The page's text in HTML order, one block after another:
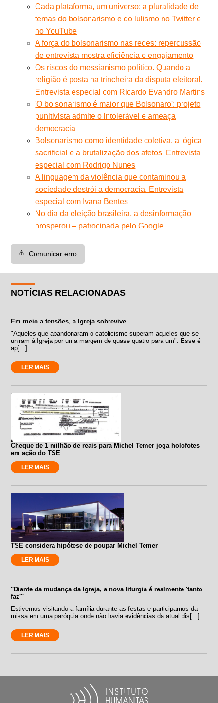
Cada plataforma, um universo: a pluralidade de
temas do bolsonarismo e do lulismo no Twitter e
no YouTube
A força do bolsonarismo nas redes: repercussão
de entrevista mostra eficiência e engajamento
Os riscos do messianismo político. Quando a
religião é posta na trincheira da disputa eleitoral.
Entrevista especial com Ricardo Evandro Martins
'O bolsonarismo é maior que Bolsonaro': projeto
punitivista admite o intolerável e ameaça
democracia
Bolsonarismo como identidade coletiva, a lógica
sacrificial e a brutalização dos afetos. Entrevista
especial com Rodrigo Nunes
A linguagem da violência que contaminou a
sociedade destrói a democracia. Entrevista
especial com Ivana Bentes
No dia da eleição brasileira, a desinformação
prosperou – patrocinada pelo Google
⚠️ Comunicar erro
NOTÍCIAS RELACIONADAS
Em meio a tensões, a Igreja sobrevive
"Aqueles que abandonaram o catolicismo superam aqueles que se
uniram à Igreja por uma margem de quase quatro para um". Esse é
ap[...]
LER MAIS
Cheque de 1 milhão de reais para Michel Temer joga holofotes
em ação do TSE
LER MAIS
TSE considera hipótese de poupar Michel Temer
LER MAIS
''Diante da mudança da Igreja, a nova liturgia é realmente 'tanto
faz'''
Estivemos visitando a família durante as festas e participamos da
missa em uma paróquia onde não havia evidências da atual dis[...]
LER MAIS